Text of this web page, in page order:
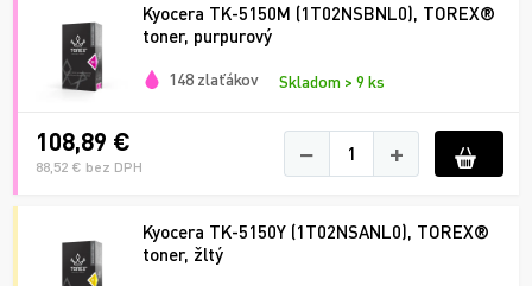
Kyocera TK-5150M (1T02NSBNL0), TOREX®
toner, purpurový
148 zlaťákov Skladom > 9 ks
108,89 €
88,52 € bez DPH − +
Kyocera TK-5150Y (1T02NSANL0), TOREX®
toner, žltý